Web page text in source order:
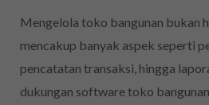
Mengelola toko bangunan bukan
mencakup banyak aspek seperti
pencatatan transaksi, hingga
dukungan software toko